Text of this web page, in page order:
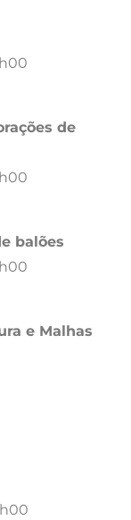
de
balões
e Malhas